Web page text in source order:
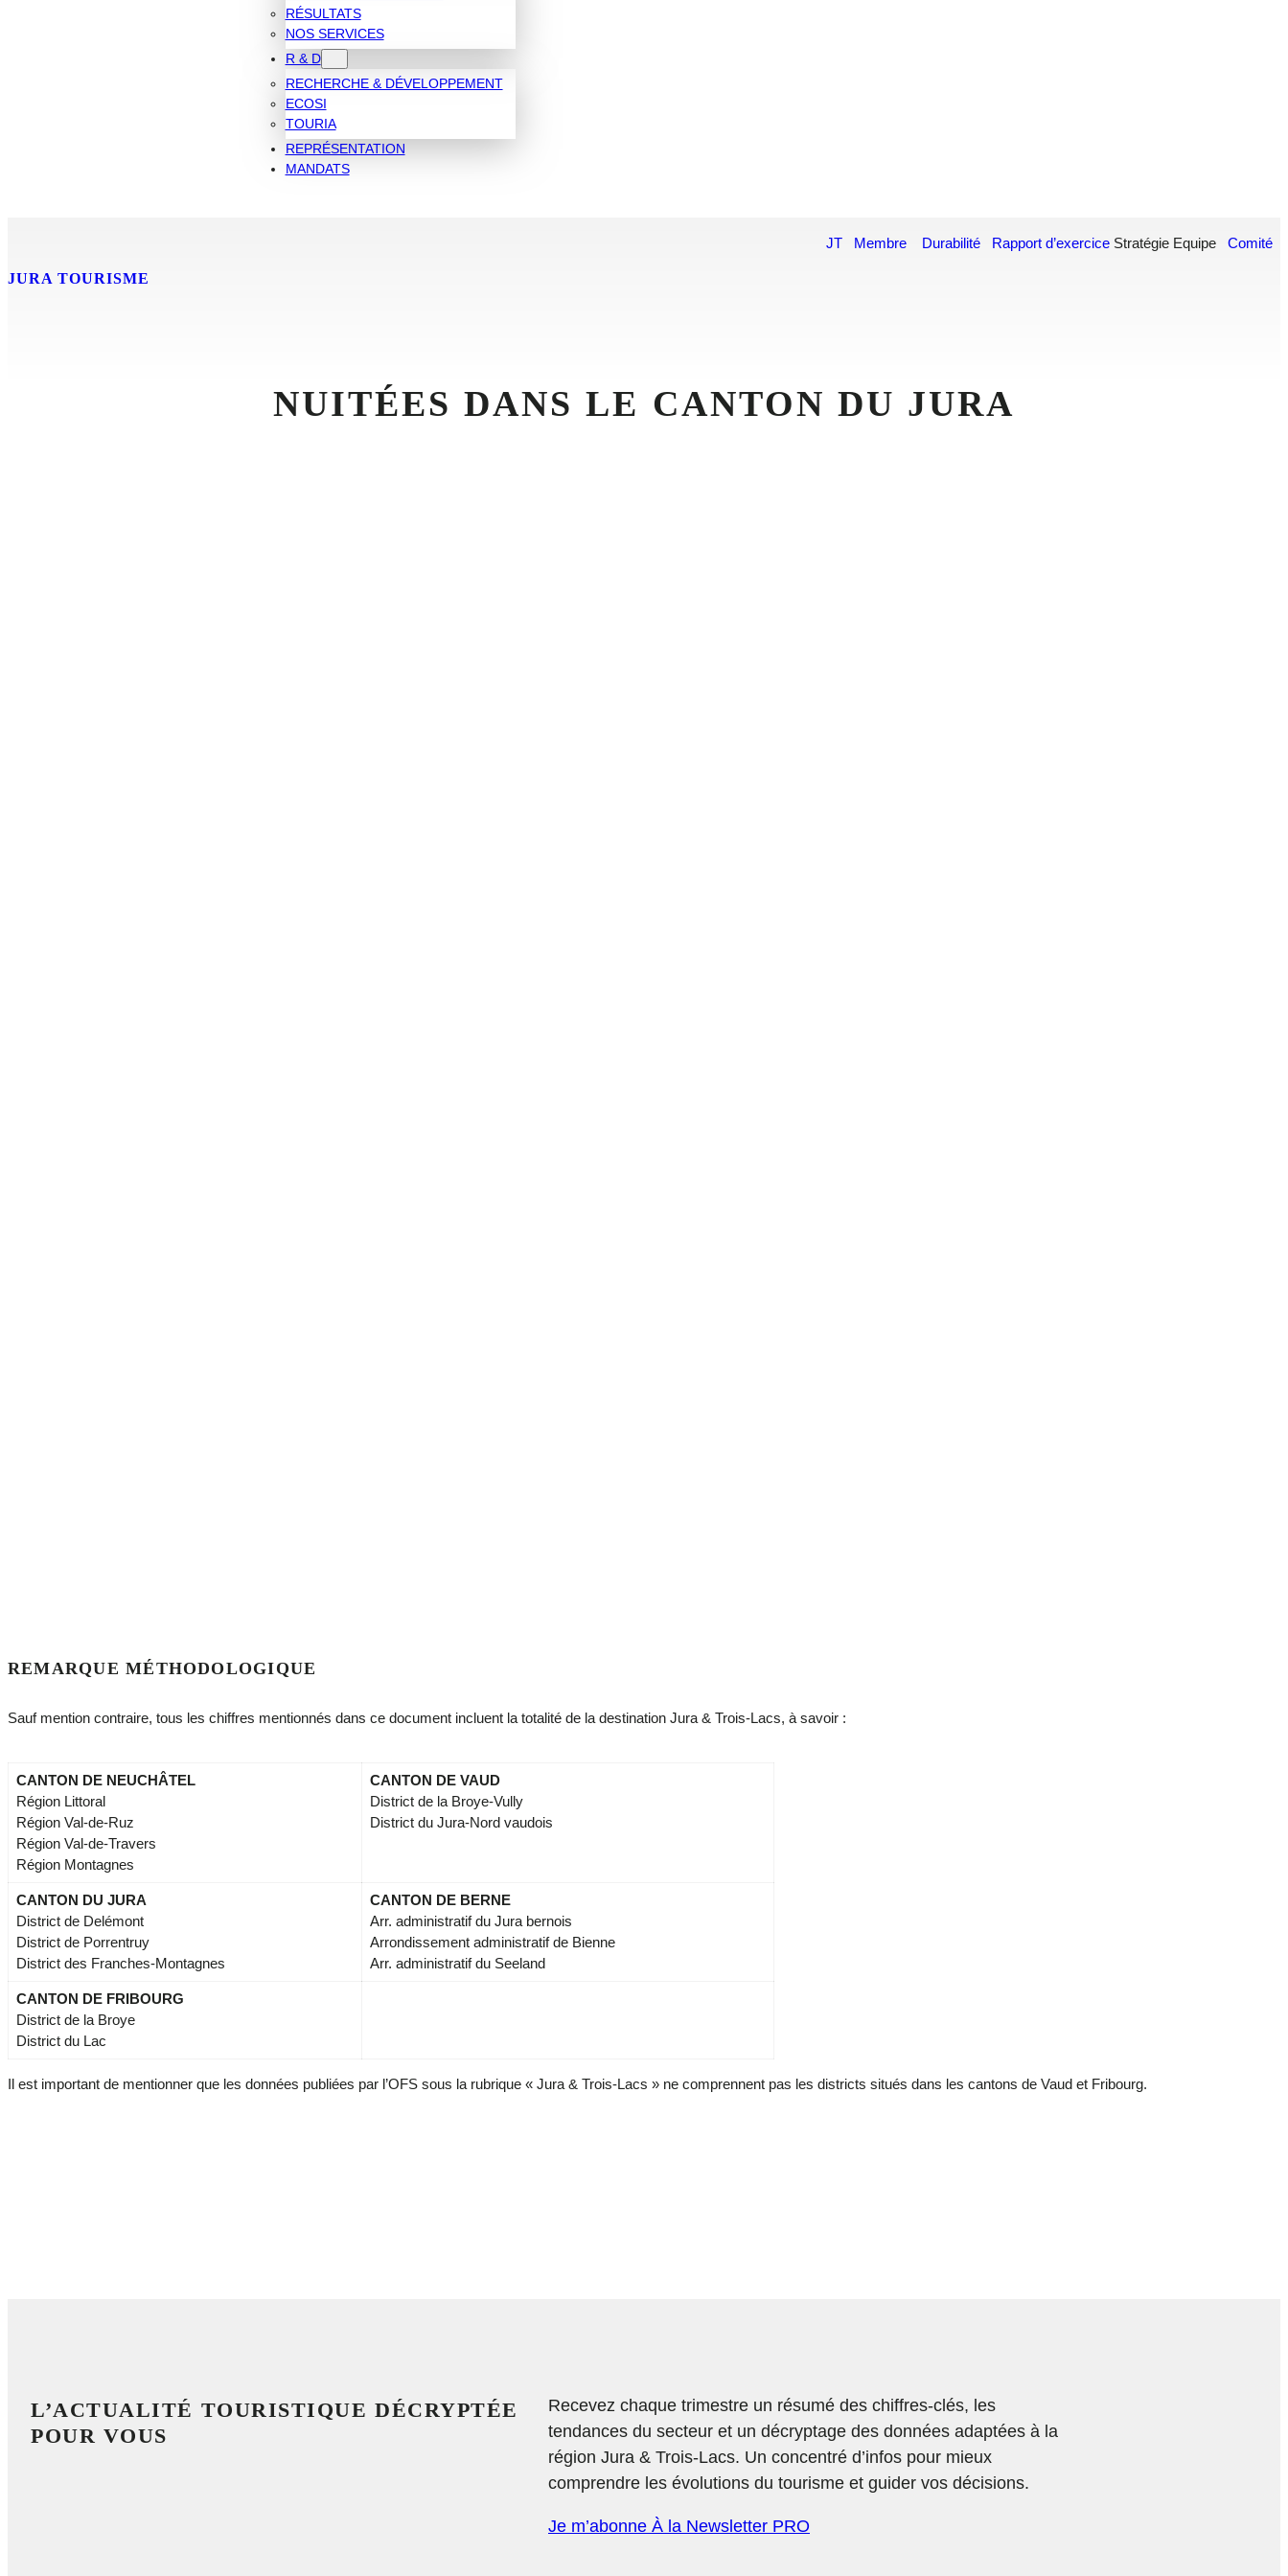
RÉSULTATS
NOS SERVICES
R & D
RECHERCHE & DÉVELOPPEMENT
ECOSI
TOURIA
REPRÉSENTATION
MANDATS
JURA TOURISME
JT Membre Durabilité Rapport d’exercice Stratégie Equipe Comité
NUITÉES DANS LE CANTON DU JURA
REMARQUE MÉTHODOLOGIQUE
Sauf mention contraire, tous les chiffres mentionnés dans ce document incluent la totalité de la destination Jura & Trois-Lacs, à savoir :
CANTON DE NEUCHÂTEL
Région Littoral
Région Val-de-Ruz
Région Val-de-Travers
Région Montagnes
CANTON DE VAUD
District de la Broye-Vully
District du Jura-Nord vaudois
CANTON DU JURA
District de Delémont
District de Porrentruy
District des Franches-Montagnes
CANTON DE BERNE
Arr. administratif du Jura bernois
Arrondissement administratif de Bienne
Arr. administratif du Seeland
CANTON DE FRIBOURG
District de la Broye
District du Lac
Il est important de mentionner que les données publiées par l’OFS sous la rubrique « Jura & Trois-Lacs » ne comprennent pas les districts situés dans les cantons de Vaud et Fribourg.
L’ACTUALITÉ TOURISTIQUE DÉCRYPTÉE
POUR VOUS
Recevez chaque trimestre un résumé des chiffres-clés, les
tendances du secteur et un décryptage des données adaptées à la
région Jura & Trois-Lacs. Un concentré d’infos pour mieux
comprendre les évolutions du tourisme et guider vos décisions.
Je m’abonne À la Newsletter PRO